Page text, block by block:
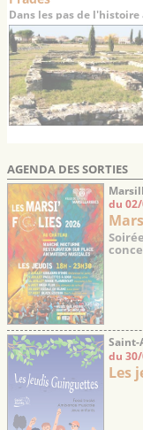
Dans les pas de
du Languedoc…
AGENDA DES SORTIES
du
Saint-
du
Les